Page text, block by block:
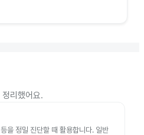
리했어요.
을 정밀 진단할 때 활용합니다. 일반